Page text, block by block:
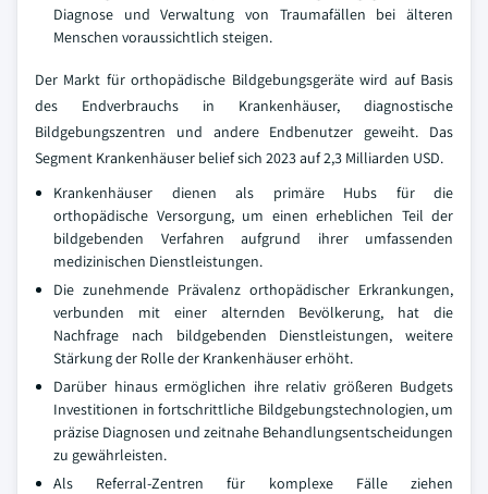
Diagnose und Verwaltung von Traumafällen bei älteren
Menschen voraussichtlich steigen.
Der Markt für orthopädische Bildgebungsgeräte wird auf Basis
des Endverbrauchs in Krankenhäuser, diagnostische
Bildgebungszentren und andere Endbenutzer geweiht. Das
Segment Krankenhäuser belief sich 2023 auf 2,3 Milliarden USD.
Krankenhäuser dienen als primäre Hubs für die
orthopädische Versorgung, um einen erheblichen Teil der
bildgebenden Verfahren aufgrund ihrer umfassenden
medizinischen Dienstleistungen.
Die zunehmende Prävalenz orthopädischer Erkrankungen,
verbunden mit einer alternden Bevölkerung, hat die
Nachfrage nach bildgebenden Dienstleistungen, weitere
Stärkung der Rolle der Krankenhäuser erhöht.
Darüber hinaus ermöglichen ihre relativ größeren Budgets
Investitionen in fortschrittliche Bildgebungstechnologien, um
präzise Diagnosen und zeitnahe Behandlungsentscheidungen
zu gewährleisten.
Als Referral-Zentren für komplexe Fälle ziehen